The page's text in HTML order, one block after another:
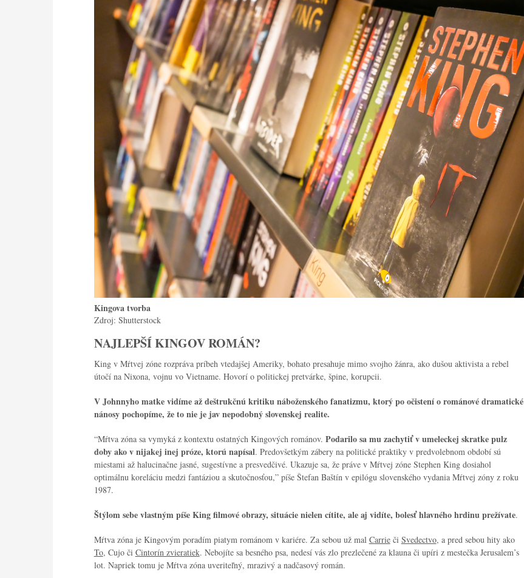
Kingova tvorba
Zdroj: Shutterstock
NAJLEPŠÍ KINGOV ROMÁN?
King v Mŕtvej zóne rozpráva príbeh vtedajšej Ameriky, bohato presahuje mimo svojho žánra, ako dušou aktivista a rebel
útočí na Nixona, vojnu vo Vietname. Hovorí o politickej pretvárke, špine, korupcii.
V Johnnyho matke vidíme až deštrukčnú kritiku náboženského fanatizmu, ktorý po očistení o románové dramatické
nánosy pochopíme, že to nie je jav nepodobný slovenskej realite.
“Mŕtva zóna sa vymyká z kontextu ostatných Kingových románov. Podarilo sa mu zachytiť v umeleckej skratke pulz
doby ako v nijakej inej próze, ktorú napísal. Predovšetkým zábery na politické praktiky v predvolebnom období sú
miestami až halucinačne jasné, sugestívne a presvedčivé. Ukazuje sa, že práve v Mŕtvej zóne Stephen King dosiahol
optimálnu koreláciu medzi fantáziou a skutočnosťou,” píše Štefan Baštín v epilógu slovenského vydania Mŕtvej zónyz roku
1987.
Štýlom sebe vlastným píše King filmové obrazy, situácie nielen cítite, ale aj vidíte, bolesť hlavného hrdinu prežívate.
Mŕtva zónaje Kingovým poradím piatym románom v kariére. Za sebou už mal Carrieči Svedectvo, a pred sebou hity ako
To, Cujo či Cintorín zvieratiek. Nebojíte sa besného psa, nedesí vás zlo prezlečené za klauna či upíri z mestečka Jerusalem’s
lot. Napriek tomu je Mŕtva zónauveriteľný, mrazivý a nadčasový román.